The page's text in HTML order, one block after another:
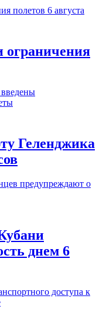
ограничения
Геленджика
днем 6